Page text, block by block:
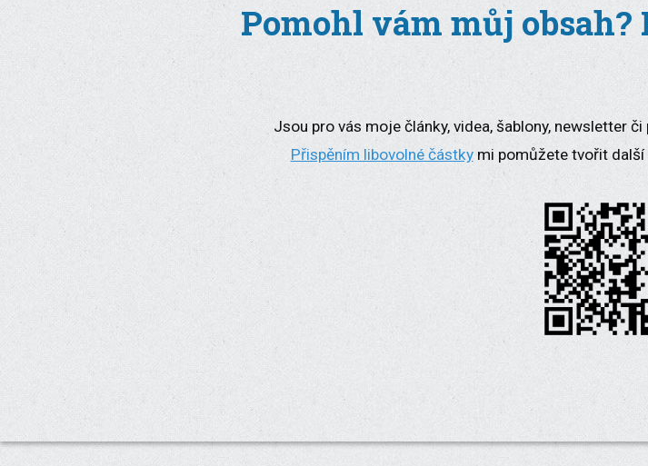
Pomohl vám můj
Jsou pro vás moje články, videa, šablony, newsletter
Přispěním libovolné částkymi pomůžete tvořit další